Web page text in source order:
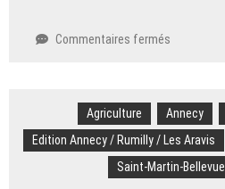
Commentaires fermés
en
Maurienne :
des
pelleteuses
Agriculture Annecy
Edition Annecy / Rumilly / Les Aravis
Saint-Martin-Bellevue